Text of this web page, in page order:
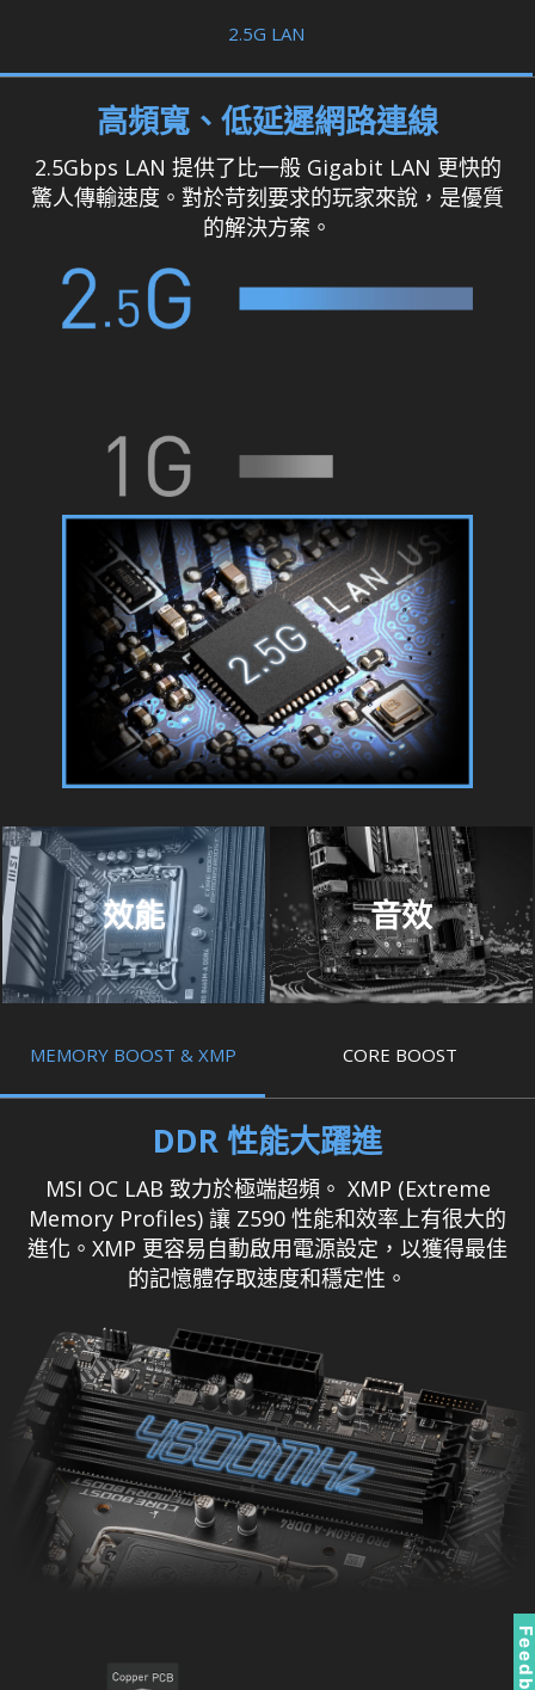
2.5G LAN
高頻寬、低延遲網路連線
2.5Gbps LAN 提供了比一般 Gigabit LAN 更快的
驚人傳輸速度。對於苛刻要求的玩家來說，是優質
的解決方案。
效能 音效
MEMORY BOOST & XMP CORE BOOST
DDR 性能大躍進
MSI OC LAB 致力於極端超頻。 XMP (Extreme
Memory Profiles) 讓 Z590 性能和效率上有很大的
進化。XMP 更容易自動啟用電源設定，以獲得最佳
的記憶體存取速度和穩定性。